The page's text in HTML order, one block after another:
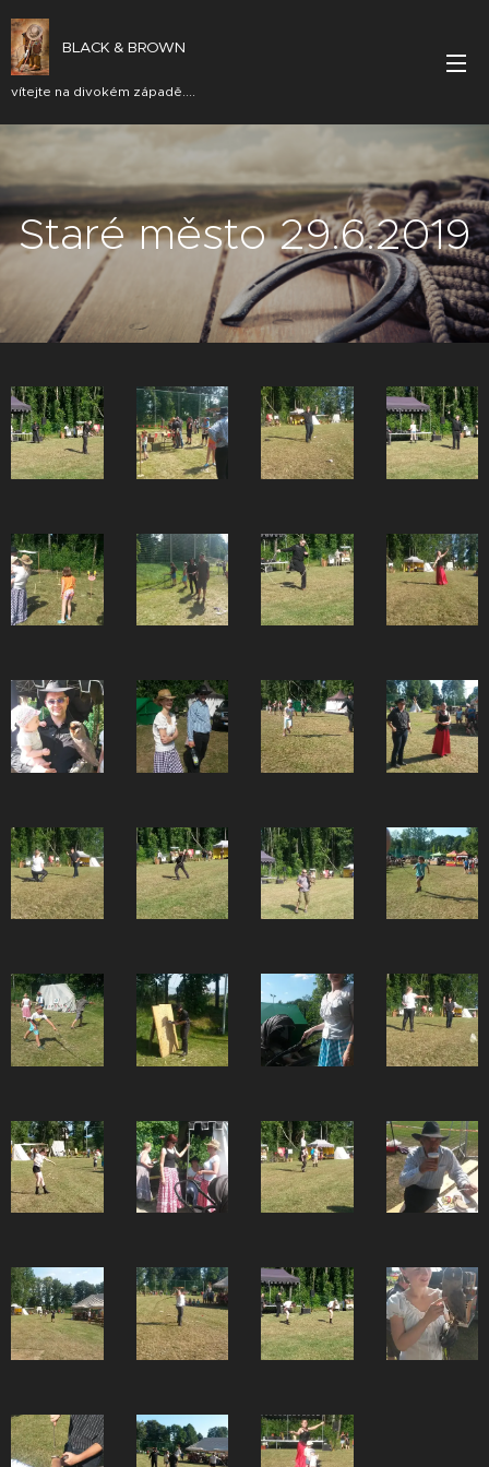
BLACK & BROWN
vítejte na divokém západě....
Staré město 29.6.2019